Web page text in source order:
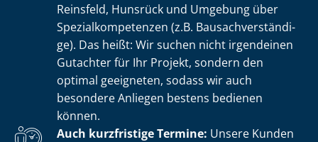
Reinsfeld, Hunsrück und Umgebung über
Spe­zi­al­kom­pe­ten­zen (z.B. Bau­sach­ver­stän­di­
ge). Das heißt: Wir suchen nicht irgendeinen
Gutachter für Ihr Projekt, sondern den
optimal geeigneten, sodass wir auch
besondere Anliegen bestens bedienen
können.
Auch kurzfristige Termine: Unsere Kunden